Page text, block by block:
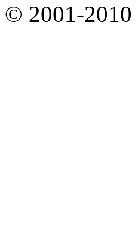
© 2001-2010